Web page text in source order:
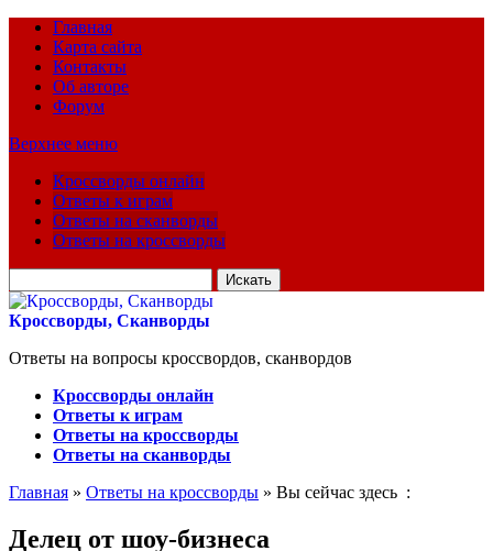
Главная
Карта сайта
Контакты
Об авторе
Форум
Верхнее меню
Кроссворды онлайн
Ответы к играм
Ответы на сканворды
Ответы на кроссворды
для:
Кроссворды, Сканворды
Ответы на вопросы кроссвордов, сканвордов
Кроссворды онлайн
Ответы к играм
Ответы на кроссворды
Ответы на сканворды
Главная » Ответы на кроссворды » Вы сейчас здесь :
Делец от шоу-бизнеса